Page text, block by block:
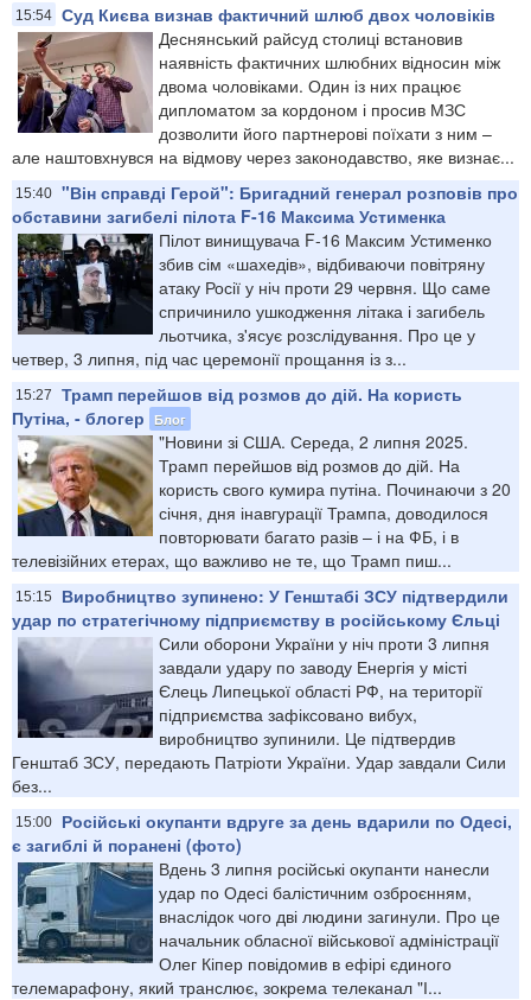
15:54 Суд Києва визнав фактичний шлюб двох чоловіків
Деснянський райсуд столиці встановив
наявність фактичних шлюбних відносин між
двома чоловіками. Один із них працює
дипломатом за кордоном і просив МЗС
дозволити його партнерові поїхати з ним –
але наштовхнувся на відмову через законодавство, яке визнає...
15:40 "Він справді Герой": Бригадний генерал розповів про
обставини загибелі пілота F-16 Максима Устименка
Пілот винищувача F-16 Максим Устименко
збив сім «шахедів», відбиваючи повітряну
атаку Росії у ніч проти 29 червня. Що саме
спричинило ушкодження літака і загибель
льотчика, з'ясує розслідування. Про це у
четвер, 3 липня, під час церемонії прощання із з...
15:27
Трамп перейшов від розмов до дій. На користь
Путіна, - блогер
Блог
"Новини зі США. Середа, 2 липня 2025.
Трамп перейшов від розмов до дій. На
користь свого кумира путіна. Починаючи з 20
січня, дня інавгурації Трампа, доводилося
повторювати багато разів – і на ФБ, і в
телевізійних етерах, що важливо не те, що Трамп пиш...
15:15
Виробництво зупинено: У Генштабі ЗСУ підтвердили
удар по стратегічному підприємству в російському Єльці
Сили оборони України у ніч проти 3 липня
завдали удару по заводу Енергія у місті
Єлець Липецької області РФ, на території
підприємства зафіксовано вибух,
виробництво зупинили. Це підтвердив
Генштаб ЗСУ, передають Патріоти України. Удар завдали Сили
без...
15:00
Російські окупанти вдруге за день вдарили по Одесі,
є загиблі й поранені (фото)
Вдень 3 липня російські окупанти нанесли
удар по Одесі балістичним озброєнням,
внаслідок чого дві людини загинули. Про це
начальник обласної військової адміністрації
Олег Кіпер повідомив в ефірі єдиного
телемарафону, який транслює, зокрема телеканал "І...